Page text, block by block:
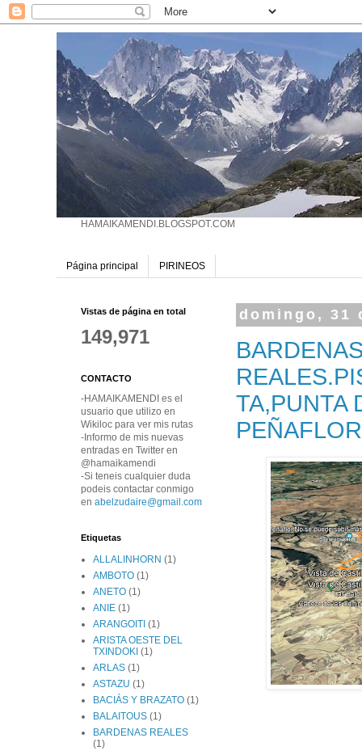
HAMAIKAMENDI.BLOGSPOT.COM
Página principal PIRINEOS
domingo, 31
TA,PUNTA
Vistas de página en total
149,971
CONTACTO
-HAMAIKAMENDI es el
usuario que utilizo en
Wikiloc para ver mis rutas
-Informo de mis nuevas
entradas en Twitter en
@hamaikamendi
-Si teneis cualquier duda
podeis contactar conmigo
en abelzudaire@gmail.com
Etiquetas
ALLALINHORN (1)
AMBOTO (1)
ANETO (1)
ANIE (1)
ARANGOITI (1)
ARISTA OESTE DEL
TXINDOKI (1)
ARLAS (1)
ASTAZU (1)
BACIÁS Y BRAZATO (1)
BALAITOUS (1)
BARDENAS REALES
(1)